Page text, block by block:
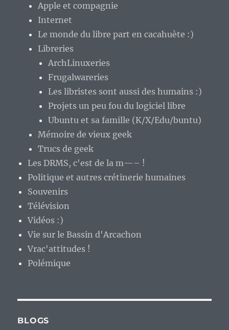
Apple et compagnie
Internet
Le monde du libre part en cacahuète :)
Libreries
ArchLinuxeries
Frugalwareries
Les libristes sont aussi des humains :)
Projets un peu fou du logiciel libre
Ubuntu et sa famille (K/X/Edu/buntu)
Mémoire de vieux geek
Trucs de geek
Les DRMS, c'est de la m—– !
Politique et autres crétinerie humaines
Souvenirs
Télévision
Vidéos :)
Vie sur le Bassin d'Arcachon
Vrac'attitudes !
Polémique
BLOGS